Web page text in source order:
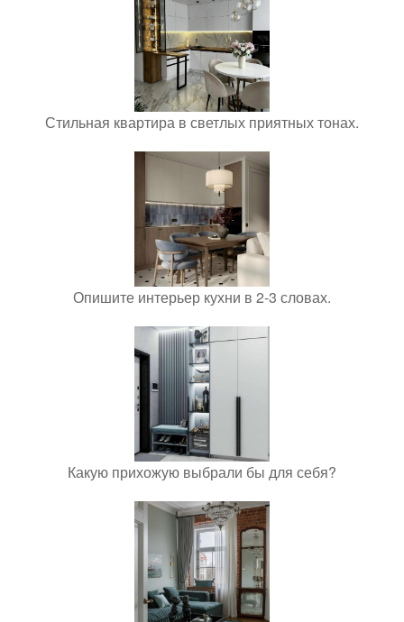
Стильная квартира в светлых приятных тонах.
Опишите интерьер кухни в 2-3 словах.
Какую прихожую выбрали бы для себя?